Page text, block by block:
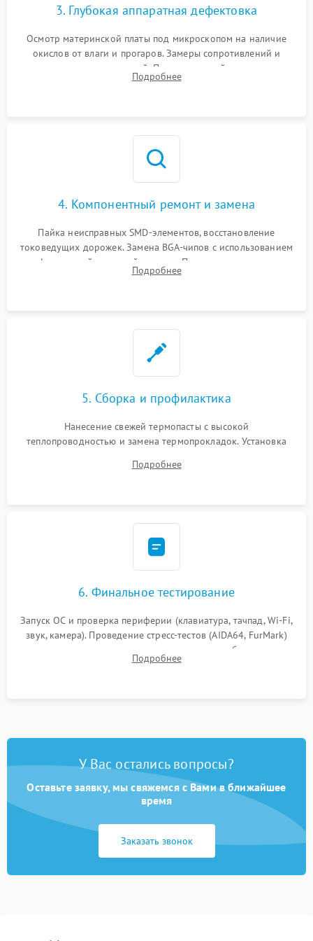
3. Глубокая аппаратная дефектовка
Осмотр материнской платы под микроскопом на наличие
окислов от влаги и прогаров. Замеры сопротивлений и
дежурных напряжений. Проверка цепей питания,
мультиконтроллера, процессора и видеочипа.
Подробнее
4. Компонентный ремонт и замена
Пайка неисправных SMD-элементов, восстановление
токоведущих дорожек. Замена BGA-чипов с использованием
инфракрасной паяльной станции. Прошивка микросхемы
BIOS или замена поврежденных портов USB
Подробнее
5. Сборка и профилактика
Нанесение свежей термопасты с высокой
теплопроводностью и замена термопрокладок. Установка
шлейфов, модулей памяти и накопителей. Предварительная
Подробнее
6. Финальное тестирование
Запуск ОС и проверка периферии (клавиатура, тачпад, Wi-Fi,
звук, камера). Проведение стресс-тестов (AIDA64, FurMark)
для контроля температурного режима и стабильности
системы под пиковой нагрузкой.
Подробнее
У Вас остались вопросы?
Оставьте заявку, мы свяжемся с Вами в ближайшее
время
Заказать звонок